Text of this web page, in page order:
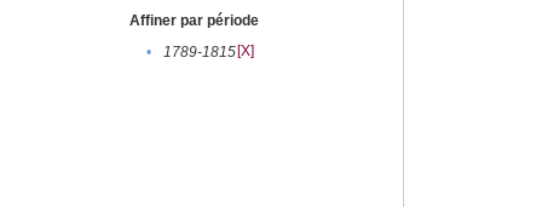
Affiner par période
•
1789-1815[X]